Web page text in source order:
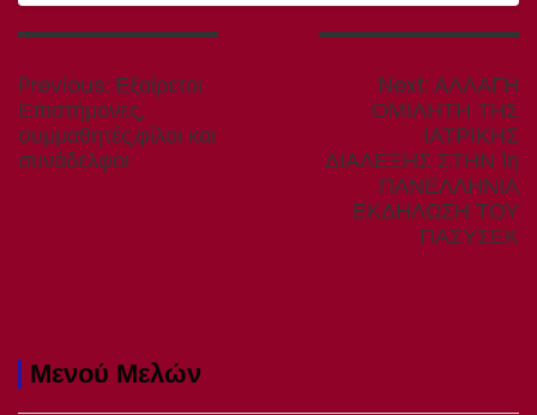
Πλοήγηση
Previous: Previous
post:
Εξαίρετοι
Επιστήμονες,
συμμαθητές,φίλοι και
συνάδελφοι
Next: Next
post:
ΑΛΛΑΓΗ
ΟΜΙΛΗΤΗ ΤΗΣ
ΙΑΤΡΙΚΗΣ
ΔΙΑΛΕΞΗΣ ΣΤΗΝ 1η
ΠΑΝΕΛΛΗΝΙΑ
ΕΚΔΗΛΩΣΗ ΤΟΥ
ΠΑΣΥΣΕΚ
Μενού Μελών